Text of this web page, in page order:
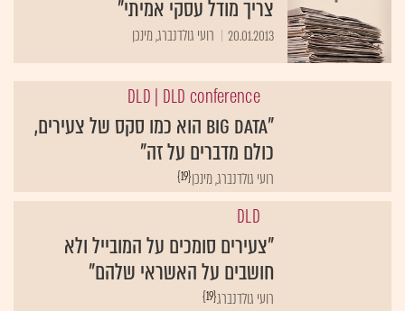
צריך מודל עסקי אמיתי"
20.01.2013 רועי גולדנברג, מינכן
DLD | DLD conference
"Big Data הוא כמו סקס של צעירים,
כולם מדברים על זה"
{19}רועי גולדנברג, מינכן
DLD
"צעירים סומכים על המובייל ולא
חושבים על האשראי שלהם"
{19}רועי גולדנברג